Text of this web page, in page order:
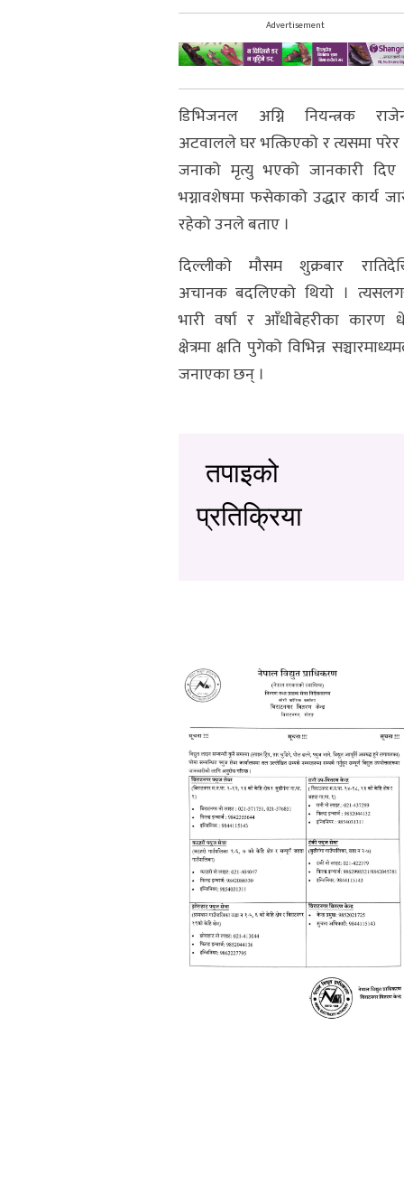
Advertisement
डिभिजनल अग्नि नियन्त्रक
अटवालले घर भत्किएको र त्यसमा
जनाको मृत्यु भएको जानकारी दिए
भग्नावशेषमा फसेकाको उद्धार कार्य
रहेको उनले बताए ।
दिल्लीको मौसम शुक्रबार
अचानक बदलिएको थियो ।
भारी वर्षा र आँधीबेहरीका कारण
क्षेत्रमा क्षति पुगेको विभिन्न
जनाएका छन् ।
तपाइको
प्रतिक्रिया